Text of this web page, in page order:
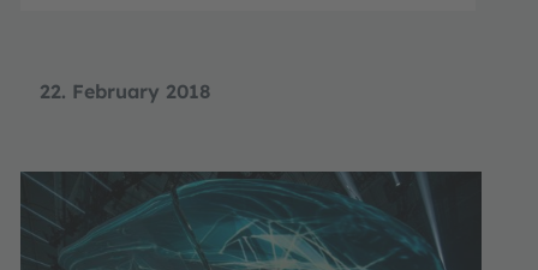
22. February 2018